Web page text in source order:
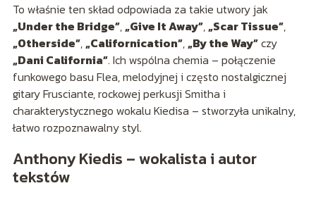
To właśnie ten skład odpowiada za takie utwory jak
„Under the Bridge”,„Give It Away”,„Scar Tissue”,
„Otherside”,„Californication”,„By the Way”czy
„Dani California”. Ich wspólna chemia – połączenie
funkowego basu Flea, melodyjnej i często nostalgicznej
gitary Frusciante, rockowej perkusji Smitha i
charakterystycznego wokalu Kiedisa – stworzyła unikalny,
łatwo rozpoznawalny styl.
Anthony Kiedis – wokalista i autor
tekstów